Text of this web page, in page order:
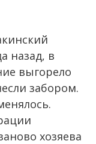
назад, в
выгорело
забором.
хозяева